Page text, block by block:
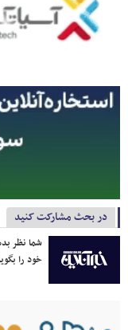
در بحث مشارکت کنید
شما نظر
خود را